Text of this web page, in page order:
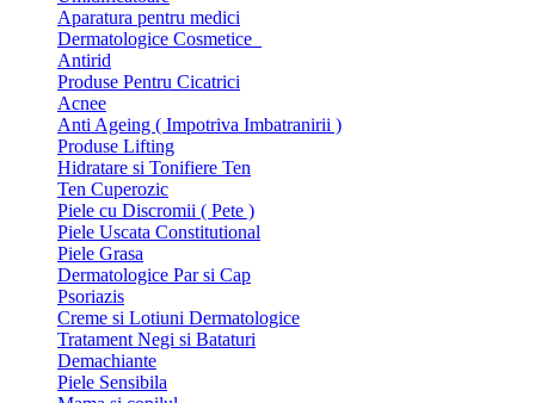
Aparatura pentru medici
Dermatologice Cosmetice
Antirid
Produse Pentru Cicatrici
Acnee
Anti Ageing ( Impotriva Imbatranirii )
Produse Lifting
Hidratare si Tonifiere Ten
Ten Cuperozic
Piele cu Discromii ( Pete )
Piele Uscata Constitutional
Piele Grasa
Dermatologice Par si Cap
Psoriazis
Creme si Lotiuni Dermatologice
Tratament Negi si Bataturi
Demachiante
Piele Sensibila